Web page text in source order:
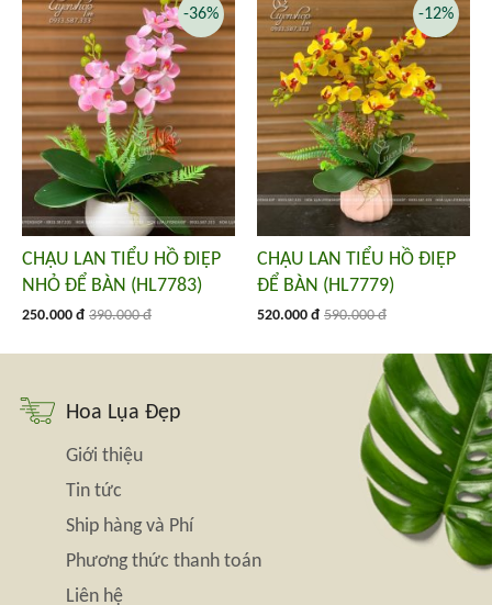
CHẬU LAN TIỂU HỒ ĐIỆP
NHỎ ĐỂ BÀN (HL7783)
250.000 đ 390.000 đ
-36%
CHẬU LAN TIỂU HỒ ĐIỆP
ĐỂ BÀN (HL7779)
520.000 đ 590.000 đ
-12%
Hoa Lụa Đẹp
Giới thiệu
Tin tức
Ship hàng và Phí
Phương thức thanh toán
Liên hệ